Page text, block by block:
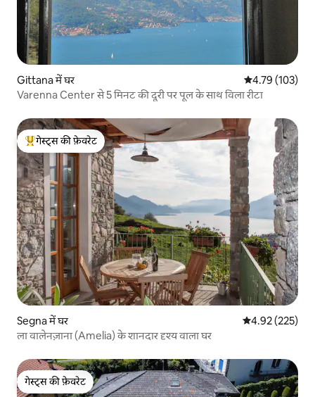
Gittana में घर औसत रेटिंग 5 में से
4.79 (103)
Varenna Center से 5 मिनट की दूरी पर पूल के साथ विला रीटा
गेस्ट्स का टॉप फ़ेवरेट
गेस्ट्स की फ़ेवरेट
Segna में घर औसत रेटिंग 5 में से
4.92 (225)
ला वालेनज़ाना (Amelia) के शानदार दृश्य वाला घर
गेस्ट्स की फ़ेवरेट
गेस्ट्स की फ़ेवरेट